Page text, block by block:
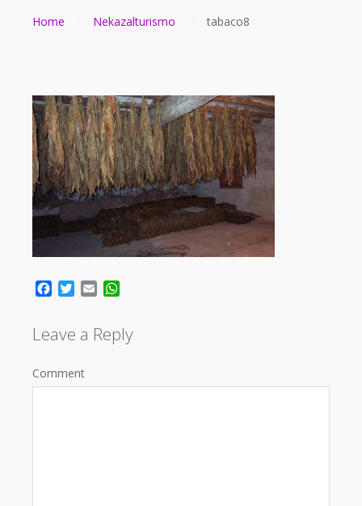
Home Nekazalturismo tabaco8
Facebook
Twitter
Email
Leave a Reply
Comment